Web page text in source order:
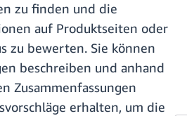
zu finden und die
auf Produktseiten oder
zu bewerten. Sie können
beschreiben und anhand
Zusammenfassungen
erhalten, um die